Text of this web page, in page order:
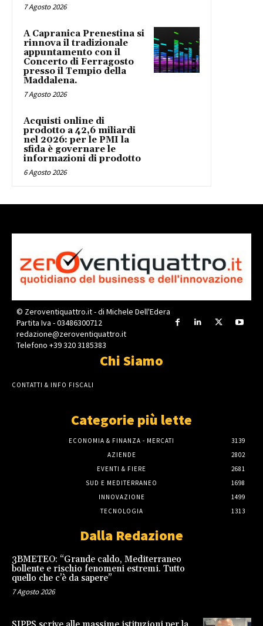
7 Agosto 2026
A Capranica Prenestina si
rinnova il tradizionale
appuntamento con il
Concerto di Ferragosto
presso il Tempio della
Maddalena.
7 Agosto 2026
Acquisti online di
prodotto a 42,6 miliardi
nel 2026: per le PMI la
sfida è governare le
informazioni di prodotto
6 Agosto 2026
© Zeroventiquattro.it - di Michele Dell'Edera
Partita Iva - 03486300712
redazione@zeroventiquattro.it
Telefono +39 320 3185383
Chi Siamo
CONTATTI & INFO FISCALI
Categorie più lette
ECONOMIA & FINANZA - MERCATI
3139
AZIENDE
2802
EVENTI & FIERE
2681
SUD E MEDITERRANEO
1698
INNOVAZIONE
1499
TECNOLOGIA
1313
Dalla Redazione
3BMETEO: “Grande caldo, Mediterraneo
bollente e rischio fenomeni estremi. Tutto
quello che c’è da sapere”
7 Agosto 2026